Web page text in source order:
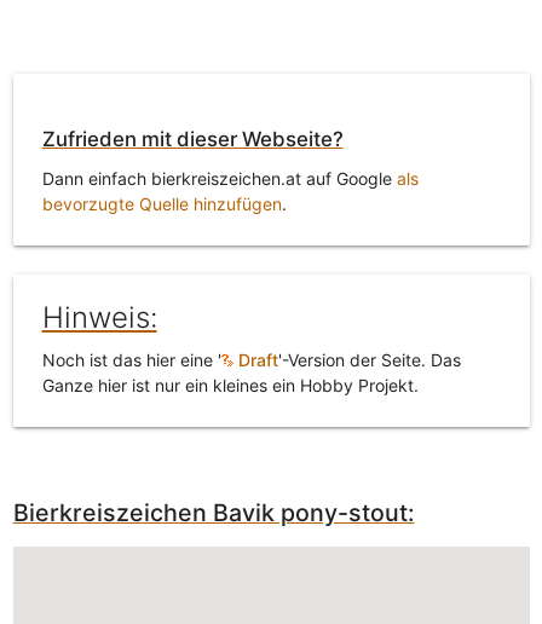
Zufrieden mit dieser Webseite?
Dann einfach bierkreiszeichen.at auf Google als
bevorzugte Quelle hinzufügen.
Hinweis:
Noch ist das hier eine ' Draft'-Version der Seite. Das
Ganze hier ist nur ein kleines ein Hobby Projekt.
Bierkreiszeichen Bavik pony-stout: